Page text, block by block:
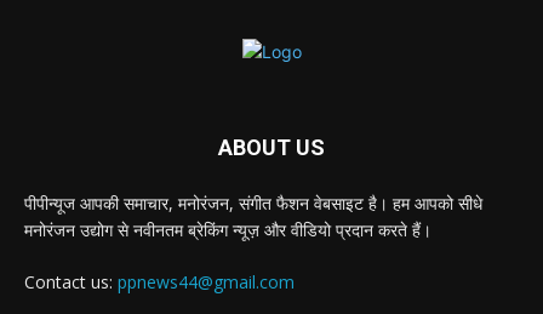
ABOUT US
पीपीन्यूज आपकी समाचार, मनोरंजन, संगीत फैशन वेबसाइट है। हम आपको सीधे
मनोरंजन उद्योग से नवीनतम ब्रेकिंग न्यूज़ और वीडियो प्रदान करते हैं।
Contact us: ppnews44@gmail.com